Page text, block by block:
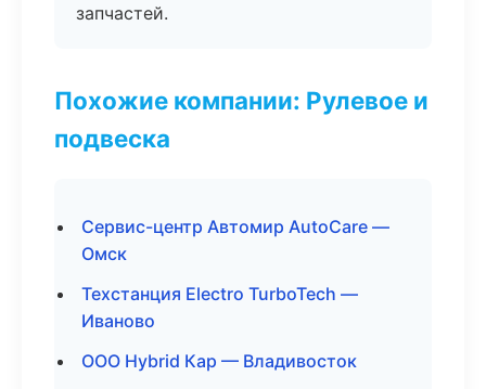
запчастей.
Похожие компании: Рулевое и
подвеска
Сервис-центр Автомир AutoCare —
Омск
Техстанция Electro TurboTech —
Иваново
ООО Hybrid Кар — Владивосток